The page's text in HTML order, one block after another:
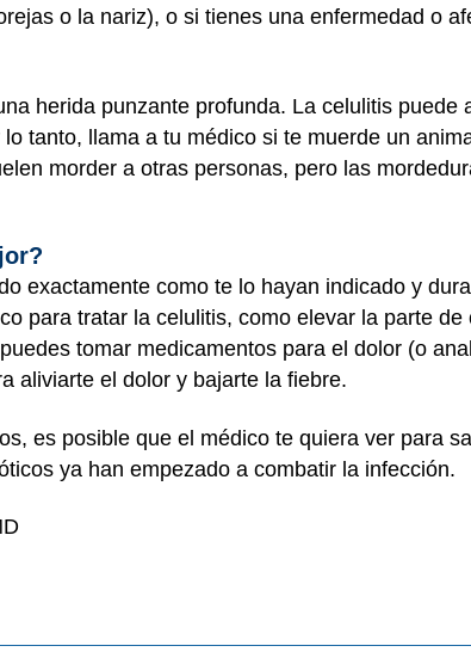
o la nariz), o si tienes una enfermedad o
herida punzante profunda. La celulitis puede
tanto, llama a tu médico si te muerde un
morder a otras personas, pero las
exactamente como te lo hayan indicado y
para tratar la celulitis, como elevar la parte
tomar medicamentos para el dolor (o
aliviarte el dolor y bajarte la fiebre.
es posible que el médico te quiera ver para
ya han empezado a combatir la infección.